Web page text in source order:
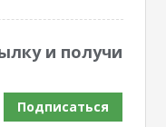
и получи
Подписаться